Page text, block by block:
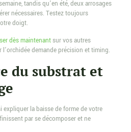
tandis qu’en été, deux arrosages
nécessaires. Testez toujours
doigt.
dès maintenantsur vos autres
demande précision et timing.
du substrat et
expliquer la baisse de forme de votre
par se décomposer et ne